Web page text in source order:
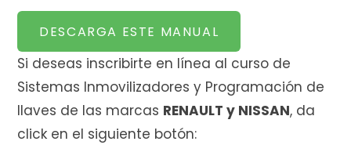
DESCARGA ESTE MANUAL
Si deseas inscribirte en línea al curso de
Sistemas Inmovilizadores y Programación de
llaves de las marcas RENAULT y NISSAN, da
click en el siguiente botón: